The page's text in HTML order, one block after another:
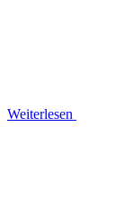
Weiterlesen